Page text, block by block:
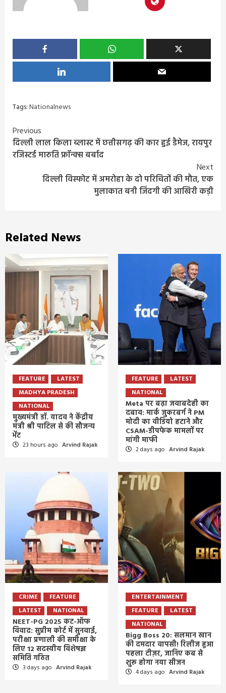
Tags:Nationalnews
Continue
Reading
Previous
दिल्ली लाल किला ब्लास्ट में छत्तीसगढ़ की कार हुई डैमेज, रायपुर
रजिस्टर्ड मारुति फ्रॉन्क्स बर्बाद
Next
दिल्ली विस्फोट में अमरोहा के दो परिचितों की मौत, एक
मुलाकात बनी जिंदगी की आखिरी कड़ी
Related News
FEATURE
LATEST
MADHYA PRADESH
NATIONAL
मुख्यमंत्री डॉ. यादव ने केंद्रीय
मंत्री श्री पाटिल से की सौजन्य
भेंट
23 hours ago Arvind Rajak
FEATURE
LATEST
NATIONAL
Meta पर बढ़ा जवाबदेही का
दबाव: मार्क जुकरबर्ग ने PM
मोदी का वीडियो हटाने और
CSAM-डीपफेक मामलों पर
मांगी माफी
2 days ago Arvind Rajak
CRIME
FEATURE
LATEST
NATIONAL
NEET-PG 2025 कट-ऑफ
विवाद: सुप्रीम कोर्ट में सुनवाई,
परीक्षा प्रणाली की समीक्षा के
लिए 12 सदस्यीय विशेषज्ञ
समिति गठित
3 days ago Arvind Rajak
ENTERTAINMENT
FEATURE
LATEST
NATIONAL
Bigg Boss 20: सलमान खान
की दमदार वापसी! रिलीज हुआ
पहला टीज़र, जानिए कब से
शुरू होगा नया सीजन
4 days ago Arvind Rajak